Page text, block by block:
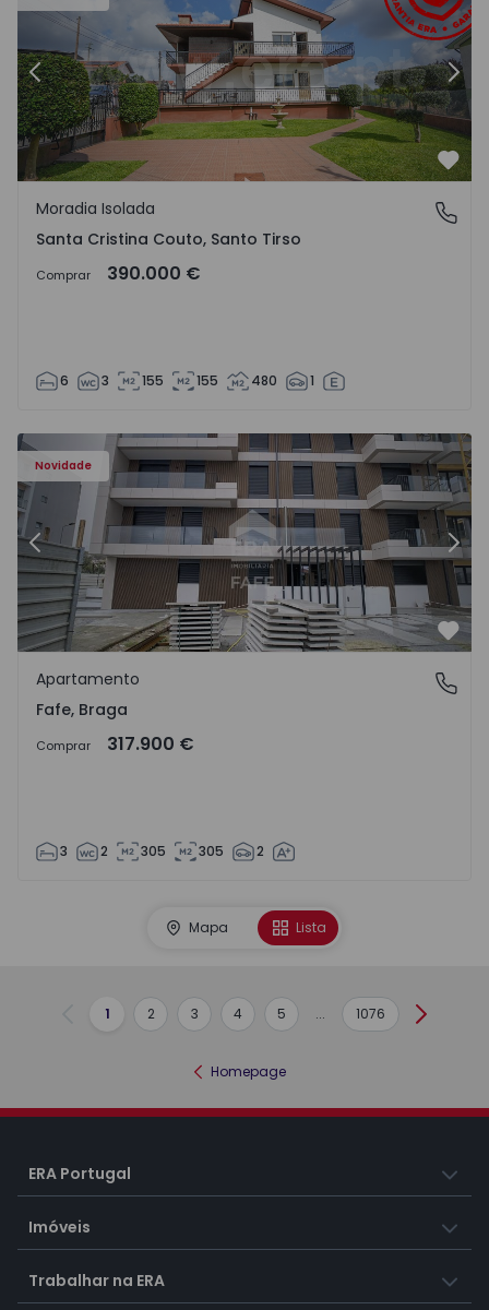
Anterior
Santa Cristina Couto, Santo Tirso
Moradia Isolada
Santa Cristina Couto, Santo Tirso
Comprar 390.000 €
6 3 155 155 480 1
Novidade
Anterior
Fafe, Braga
Apartamento
Fafe, Braga
Comprar 317.900 €
3 2 305 305 2
Mapa Lista
Anterior
1 2 3 4 5 ... 1076
Homepage
ERA Portugal
Imóveis
Trabalhar na ERA